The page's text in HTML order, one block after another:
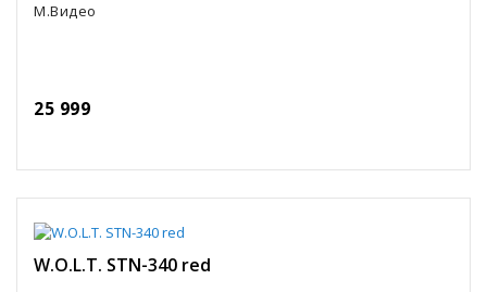
М.Видео
25 999
W.O.L.T. STN-340 red